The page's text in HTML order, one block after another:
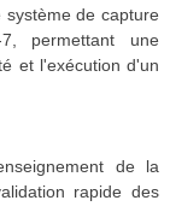
système de capture
permettant une
et l'exécution d'un
de la
rapide des